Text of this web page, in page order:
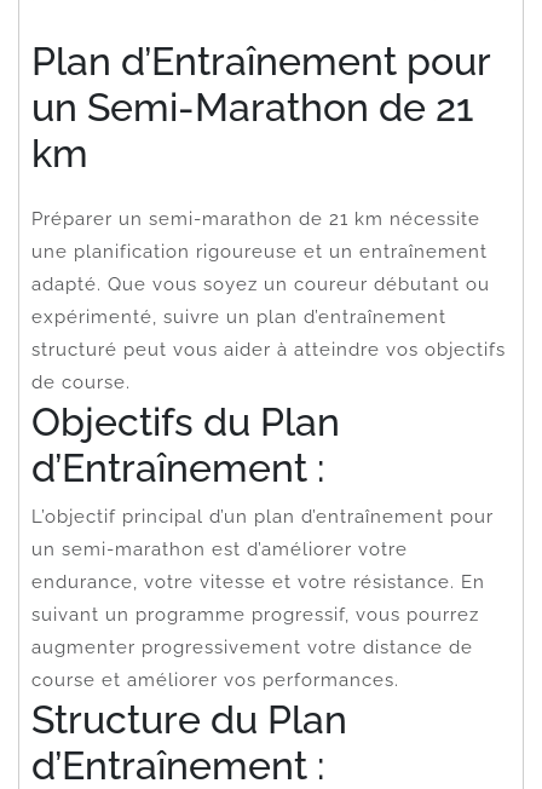
Plan d’Entraînement pour
un Semi-Marathon de 21
km
Préparer un semi-marathon de 21 km nécessite
une planification rigoureuse et un entraînement
adapté. Que vous soyez un coureur débutant ou
expérimenté, suivre un plan d’entraînement
structuré peut vous aider à atteindre vos objectifs
de course.
Objectifs du Plan
d’Entraînement :
L’objectif principal d’un plan d’entraînement pour
un semi-marathon est d’améliorer votre
endurance, votre vitesse et votre résistance. En
suivant un programme progressif, vous pourrez
augmenter progressivement votre distance de
course et améliorer vos performances.
Structure du Plan
d’Entraînement :